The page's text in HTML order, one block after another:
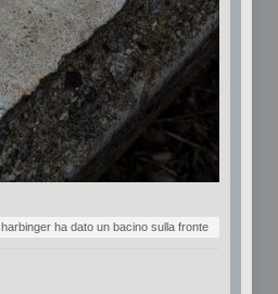
harbinger ha dato un bacino sulla fronte